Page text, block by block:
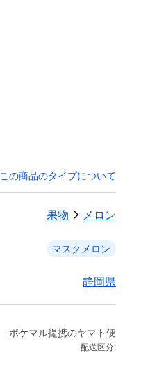
この商品のタイプについて
果物 メロン
マスクメロン
静岡県
ポケマル提携のヤマト便
配送区分: